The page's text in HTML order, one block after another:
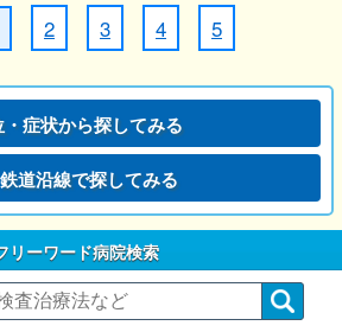
2 3 4 5
症状から探してみる
鉄道沿線で探してみる
リーワード病院検索